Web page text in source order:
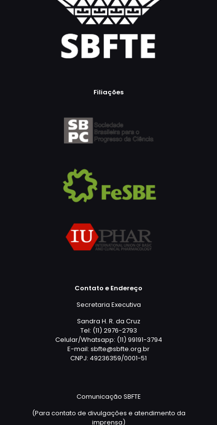
Filiações
Contato e Endereço
Secretaria Executiva
Sandra H. R. da Cruz
Tel: (11) 2976-2793
Celular/Whatsapp: (11) 99191-3794
E-mail: sbfte@sbfte.org.br
CNPJ: 49236359/0001-51
Comunicação SBFTE
(Para contato de divulgações e atendimento da
imprensa)